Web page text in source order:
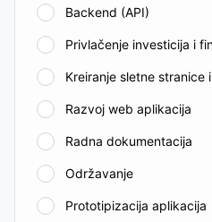
Backend (API)
Privlačenje investicija i
Kreiranje sletne stranice
Razvoj web aplikacija
Radna dokumentacija
Održavanje
Prototipizacija aplikacija